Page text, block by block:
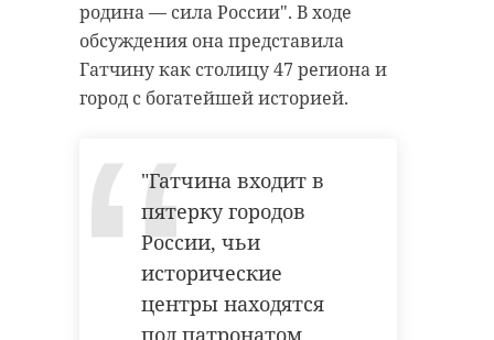
родина — сила России". В ходе
обсуждения она представила
Гатчину как столицу 47 региона и
город с богатейшей историей.
"Гатчина входит в
пятерку городов
России, чьи
исторические
центры находятся
под патронатом